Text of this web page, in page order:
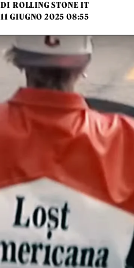
DI ROLLING STONE IT
11 GIUGNO 2025 08:55